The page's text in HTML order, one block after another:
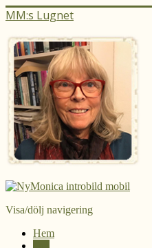
MM:s Lugnet
Visa/dölj navigering
Hem